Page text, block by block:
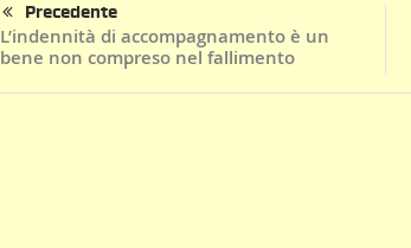
Precedente
L’indennità di accompagnamento è un
bene non compreso nel fallimento